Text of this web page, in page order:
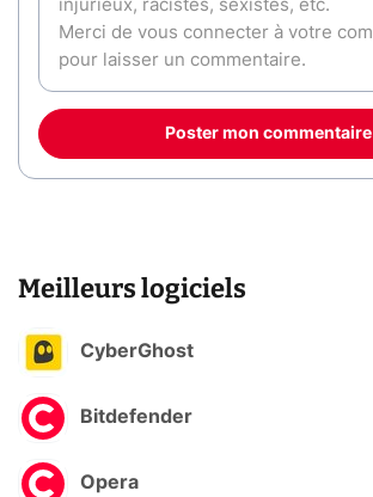
Poster mon commentaire
Meilleurs logiciels
CyberGhost
Bitdefender
Opera